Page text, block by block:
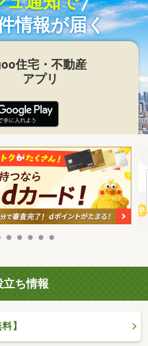
情報が届く
住宅・不動産
アプリ
立ち情報
】